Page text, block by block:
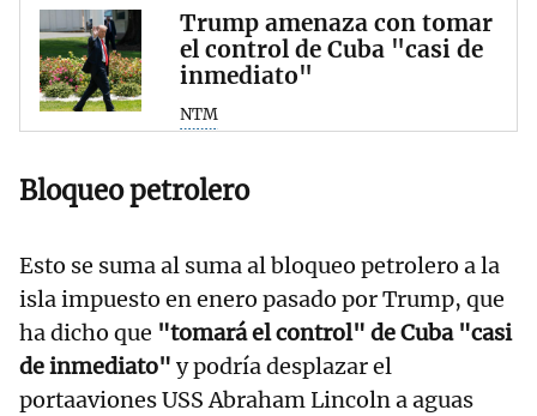
Trump amenaza con tomar
el control de Cuba "casi de
inmediato"
NTM
Bloqueo petrolero
Esto se suma al suma al bloqueo petrolero a la
isla impuesto en enero pasado por Trump, que
ha dicho que "tomará el control" de Cuba "casi
de inmediato" y podría desplazar el
portaaviones USS Abraham Lincoln a aguas